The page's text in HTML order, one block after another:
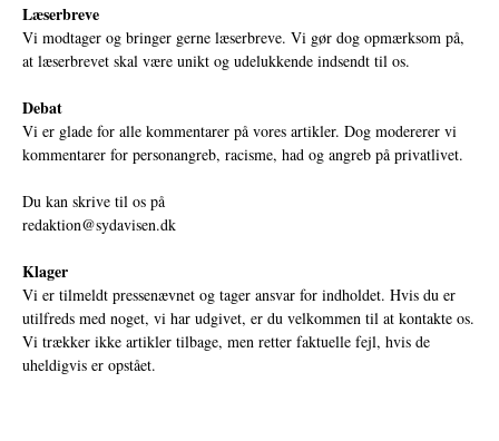
Læserbreve
Vi modtager og bringer gerne læserbreve. Vi gør dog opmærksom på,
at læserbrevet skal være unikt og udelukkende indsendt til os.
Debat
Vi er glade for alle kommentarer på vores artikler. Dog modererer vi
kommentarer for personangreb, racisme, had og angreb på privatlivet.
Du kan skrive til os på
redaktion@sydavisen.dk
Klager
Vi er tilmeldt pressenævnet og tager ansvar for indholdet. Hvis du er
utilfreds med noget, vi har udgivet, er du velkommen til at kontakte os.
Vi trækker ikke artikler tilbage, men retter faktuelle fejl, hvis de
uheldigvis er opstået.